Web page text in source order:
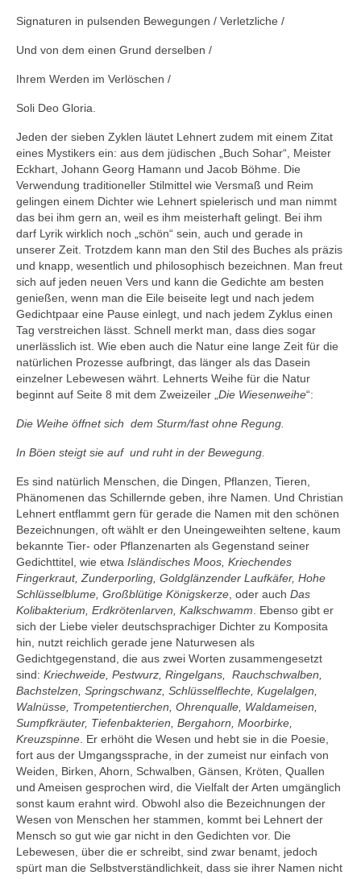
Signaturen in pulsenden Bewegungen / Verletzliche /
Und von dem einen Grund derselben /
Ihrem Werden im Verlöschen /
Soli Deo Gloria.
Jeden der sieben Zyklen läutet Lehnert zudem mit einem Zitat
eines Mystikers ein: aus dem jüdischen „Buch Sohar“, Meister
Eckhart, Johann Georg Hamann und Jacob Böhme. Die
Verwendung traditioneller Stilmittel wie Versmaß und Reim
gelingen einem Dichter wie Lehnert spielerisch und man nimmt
das bei ihm gern an, weil es ihm meisterhaft gelingt. Bei ihm
darf Lyrik wirklich noch „schön“ sein, auch und gerade in
unserer Zeit. Trotzdem kann man den Stil des Buches als präzis
und knapp, wesentlich und philosophisch bezeichnen. Man freut
sich auf jeden neuen Vers und kann die Gedichte am besten
genießen, wenn man die Eile beiseite legt und nach jedem
Gedichtpaar eine Pause einlegt, und nach jedem Zyklus einen
Tag verstreichen lässt. Schnell merkt man, dass dies sogar
unerlässlich ist. Wie eben auch die Natur eine lange Zeit für die
natürlichen Prozesse aufbringt, das länger als das Dasein
einzelner Lebewesen währt. Lehnerts Weihe für die Natur
beginnt auf Seite 8 mit dem Zweizeiler „ Die Wiesenweihe“:
Die Weihe öffnet sich dem Sturm/fast ohne Regung.
In Böen steigt sie auf und ruht in der Bewegung.
Es sind natürlich Menschen, die Dingen, Pflanzen, Tieren,
Phänomenen das Schillernde geben, ihre Namen. Und Christian
Lehnert entflammt gern für gerade die Namen mit den schönen
Bezeichnungen, oft wählt er den Uneingeweihten seltene, kaum
bekannte Tier- oder Pflanzenarten als Gegenstand seiner
Gedichttitel, wie etwa Isländisches Moos, Kriechendes
Fingerkraut, Zunderporling, Goldglänzender Laufkäfer, Hohe
Schlüsselblume, Großblütige Königskerze , oder auch Das
Kolibakterium, Erdkrötenlarven, Kalkschwamm . Ebenso gibt er
sich der Liebe vieler deutschsprachiger Dichter zu Komposita
hin, nutzt reichlich gerade jene Naturwesen als
Gedichtgegenstand, die aus zwei Worten zusammengesetzt
sind: Kriechweide, Pestwurz, Ringelgans, Rauchschwalben,
Bachstelzen, Springschwanz, Schlüsselflechte, Kugelalgen,
Walnüsse, Trompetentierchen, Ohrenqualle, Waldameisen,
Sumpfkräuter, Tiefenbakterien, Bergahorn, Moorbirke,
Kreuzspinne . Er erhöht die Wesen und hebt sie in die Poesie,
fort aus der Umgangssprache, in der zumeist nur einfach von
Weiden, Birken, Ahorn, Schwalben, Gänsen, Kröten, Quallen
und Ameisen gesprochen wird, die Vielfalt der Arten umgänglich
sonst kaum erahnt wird. Obwohl also die Bezeichnungen der
Wesen von Menschen her stammen, kommt bei Lehnert der
Mensch so gut wie gar nicht in den Gedichten vor. Die
Lebewesen, über die er schreibt, sind zwar benamt, jedoch
spürt man die Selbstverständlichkeit, dass sie ihrer Namen nicht